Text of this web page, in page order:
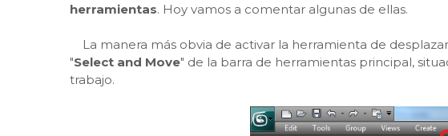
herramientas. Hoy vamos a comentar algunas de ellas.
La manera más obvia de activar la herramienta de
"Select and Move" de la barra de herramientas principal,
trabajo.